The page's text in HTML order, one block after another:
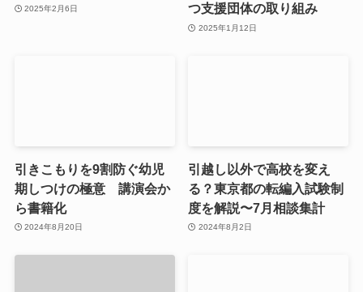
2025年2月6日
つ支援団体の取り組み
2025年1月12日
引きこもりを9割防ぐ幼児
期しつけの極意 講演会か
ら書籍化
2024年8月20日
引越し以外で高校を変え
る？東京都の転編入試験制
度を解説〜7月相談集計
2024年8月2日